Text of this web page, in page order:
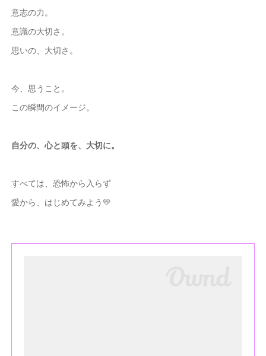
意志の力。
意識の大切さ。
思いの、大切さ。
今、思うこと。
この瞬間のイメージ。
自分の、心と頭を、大切に。
すべては、恐怖から入らず
愛から、はじめてみよう💛